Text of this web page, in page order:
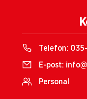
Telefon:
E-post:
Personal